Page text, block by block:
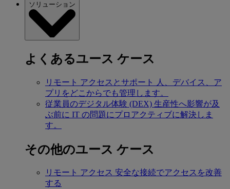
ソリューション
よくあるユース ケース
リモート アクセスとサポート
人、デバイス、ア
プリをどこからでも管理します。
従業員のデジタル体験 (DEX) 生産性へ影響が及
ぶ前に IT の問題にプロアクティブに解決しま
す。
その他のユース ケース
リモート アクセス 安全な接続でアクセスを改善
する